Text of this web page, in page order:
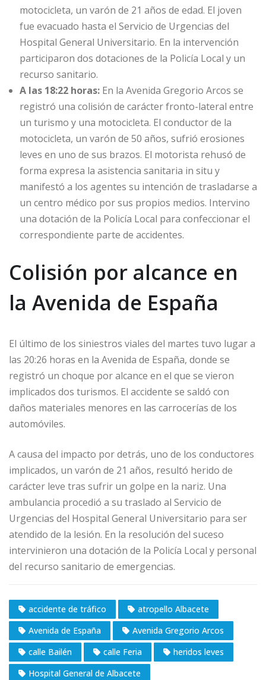
motocicleta, un varón de 21 años de edad. El joven
fue evacuado hasta el Servicio de Urgencias del
Hospital General Universitario. En la intervención
participaron dos dotaciones de la Policía Local y un
recurso sanitario.
A las 18:22 horas: En la Avenida Gregorio Arcos se
registró una colisión de carácter fronto-lateral entre
un turismo y una motocicleta. El conductor de la
motocicleta, un varón de 50 años, sufrió erosiones
leves en uno de sus brazos. El motorista rehusó de
forma expresa la asistencia sanitaria in situ y
manifestó a los agentes su intención de trasladarse a
un centro médico por sus propios medios. Intervino
una dotación de la Policía Local para confeccionar el
correspondiente parte de accidentes.
Colisión por alcance en
la Avenida de España
El último de los siniestros viales del martes tuvo lugar a
las 20:26 horas en la Avenida de España, donde se
registró un choque por alcance en el que se vieron
implicados dos turismos. El accidente se saldó con
daños materiales menores en las carrocerías de los
automóviles.
A causa del impacto por detrás, uno de los conductores
implicados, un varón de 21 años, resultó herido de
carácter leve tras sufrir un golpe en la nariz. Una
ambulancia procedió a su traslado al Servicio de
Urgencias del Hospital General Universitario para ser
atendido de la lesión. En la resolución del suceso
intervinieron una dotación de la Policía Local y personal
del recurso sanitario de emergencias.
accidente de tráfico
atropello Albacete
Avenida de España
Avenida Gregorio Arcos
calle Bailén
calle Feria
heridos leves
Hospital General de Albacete